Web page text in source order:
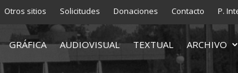
Otros sitios Solicitudes Donaciones Contacto P.
GRÁFICA AUDIOVISUAL TEXTUAL ARCHIVO